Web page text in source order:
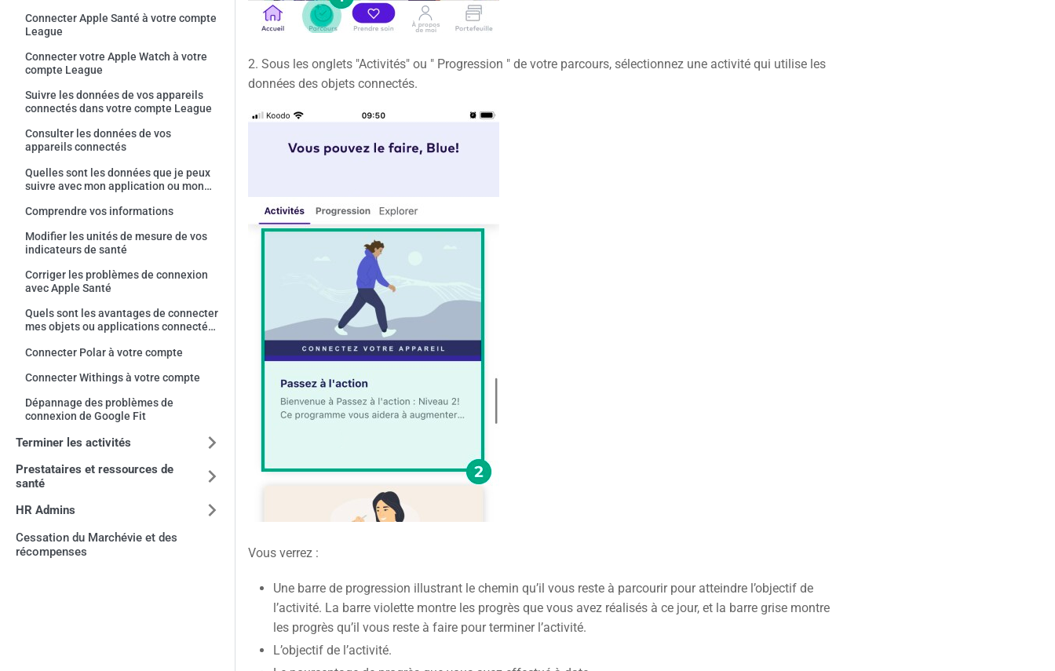
Connecter Apple Santé à votre compte
League
Connecter votre Apple Watch à votre
compte League
Suivre les données de vos appareils
connectés dans votre compte League
Consulter les données de vos
appareils connectés
Quelles sont les données que je peux
suivre avec mon application ou mon
Comprendre vos informations
Modifier les unités de mesure de vos
indicateurs de santé
Corriger les problèmes de connexion
avec Apple Santé
Quels sont les avantages de connecter
mes objets ou applications connectés
Connecter Polar à votre compte
Connecter Withings à votre compte
Dépannage des problèmes de
connexion de Google Fit
Terminer les activités
Prestataires et ressources de
santé
HR Admins
Cessation du Marchévie et des
récompenses
2. Sous les onglets "Activités" ou " Progression " de votre parcours, sélectionnez une activité qui utilise les
données des objets connectés.
Vous verrez :
Une barre de progression illustrant le chemin qu’il vous reste à parcourir pour atteindre l’objectif de
l’activité. La barre violette montre les progrès que vous avez réalisés à ce jour, et la barre grise montre
les progrès qu’il vous reste à faire pour terminer l’activité.
L’objectif de l’activité.